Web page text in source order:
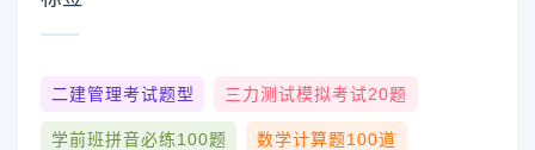
二建管理考试题型 三力测试模拟考试20题
学前班拼音必练100题 数学计算题100道